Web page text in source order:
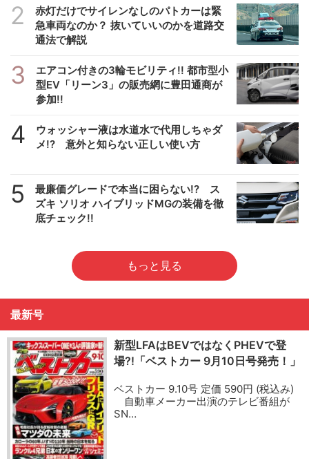
2
赤灯だけでサイレンなしのパトカーは緊
急車両なのか？ 抜いていいのかを道路交
通法で解説
3
エアコン付きの3輪モビリティ!! 都市型小
型EV「リーン3」の販売網に豊田通商が
参加!!
4
ウォッシャー液は水道水で代用しちゃダ
メ!? 意外と知らない正しい使い方
5
最廉価グレードで本当に困らない!? ス
ズキ ソリオ ハイブリッドMGの装備を徹
底チェック!!
もっと見る
最新号
新型LFAはBEVではなくPHEVで登
場?!「ベストカー 9月10日号発売！」
ベストカー 9.10号 定価 590円 (税込み)
自動車メーカー出演のテレビ番組が
SN…